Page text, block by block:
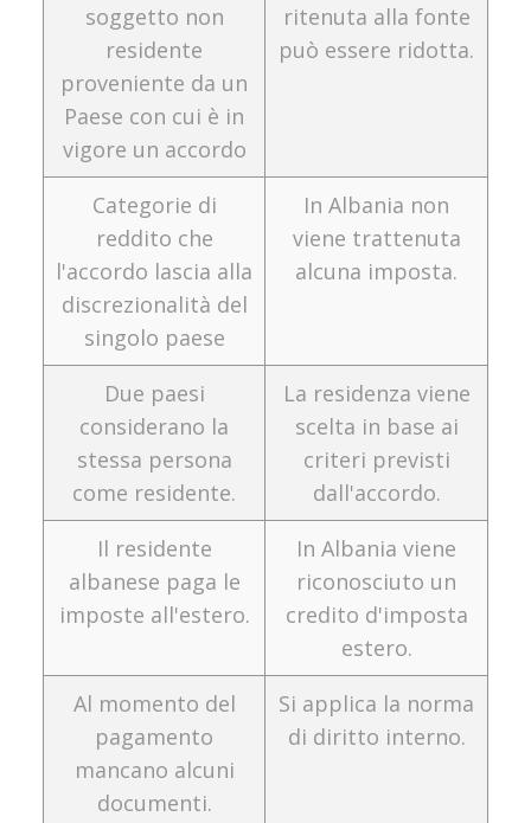
soggetto non
residente
proveniente da un
Paese con cui è in
vigore un accordo
ritenuta alla fonte
può essere ridotta.
Categorie di
reddito che
l'accordo lascia alla
discrezionalità del
singolo paese
In Albania non
viene trattenuta
alcuna imposta.
Due paesi
considerano la
stessa persona
come residente.
La residenza viene
scelta in base ai
criteri previsti
dall'accordo.
Il residente
albanese paga le
imposte all'estero.
In Albania viene
riconosciuto un
credito d'imposta
estero.
Al momento del
pagamento
mancano alcuni
documenti.
Si applica la norma
di diritto interno.